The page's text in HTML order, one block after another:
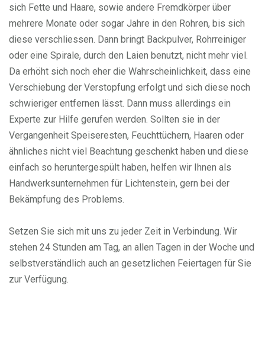
sich Fette und Haare, sowie andere Fremdkörper über
mehrere Monate oder sogar Jahre in den Rohren, bis sich
diese verschliessen. Dann bringt Backpulver, Rohrreiniger
oder eine Spirale, durch den Laien benutzt, nicht mehr viel.
Da erhöht sich noch eher die Wahrscheinlichkeit, dass eine
Verschiebung der Verstopfung erfolgt und sich diese noch
schwieriger entfernen lässt. Dann muss allerdings ein
Experte zur Hilfe gerufen werden. Sollten sie in der
Vergangenheit Speiseresten, Feuchttüchern, Haaren oder
ähnliches nicht viel Beachtung geschenkt haben und diese
einfach so heruntergespült haben, helfen wir Ihnen als
Handwerksunternehmen für Lichtenstein, gern bei der
Bekämpfung des Problems.
Setzen Sie sich mit uns zu jeder Zeit in Verbindung. Wir
stehen 24 Stunden am Tag, an allen Tagen in der Woche und
selbstverständlich auch an gesetzlichen Feiertagen für Sie
zur Verfügung.